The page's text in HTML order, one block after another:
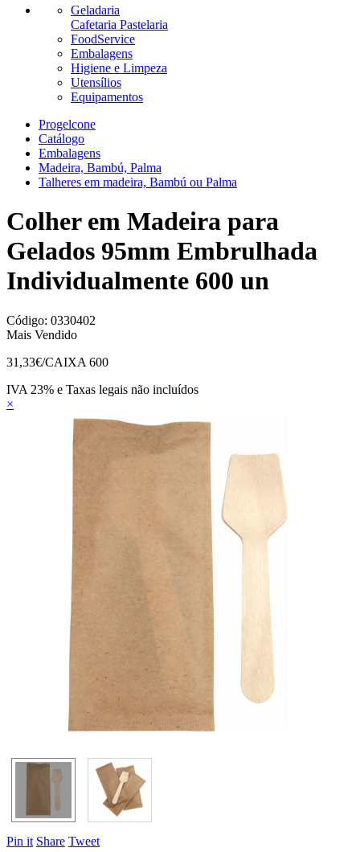
Geladaria
Cafetaria Pastelaria
FoodService
Embalagens
Higiene e Limpeza
Utensílios
Equipamentos
Progelcone
Catálogo
Embalagens
Madeira, Bambú, Palma
Talheres em madeira, Bambú ou Palma
Colher em Madeira para
Gelados 95mm Embrulhada
Individualmente 600 un
Código: 0330402
Mais Vendido
31,33€/CAIXA 600
IVA 23% e Taxas legais não incluídos
×
Pin it Share Tweet